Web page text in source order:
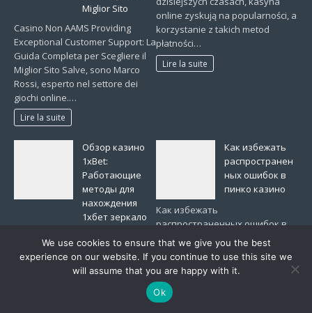
Miglior Sito
Casino Non AAMS Providing
Exceptional Customer Support: La
Guida Completa per Scegliere il
Miglior Sito Salve, sono Marco
Rossi, esperto nel settore dei
giochi online.…
Lire la suite
online zyskują na popularności, a
korzystanie z takich metod
płatności…
Lire la suite
Обзор казино
1xBet:
Работающие
методы для
нахождения
1хбет зеркало
сегодня
Обзор казино 1xBet:
Работающие методы для
Как избежать
распространен
ных ошибок в
пинко казино
Как избежать
распространенных ошибок в
пинко казино В казино пинко,
как и в любом другом казино,
игроки сталкиваются с
множеством подводных
камней, которые могут
We use cookies to ensure that we give you the best
experience on our website. If you continue to use this site we
will assume that you are happy with it.
Ok